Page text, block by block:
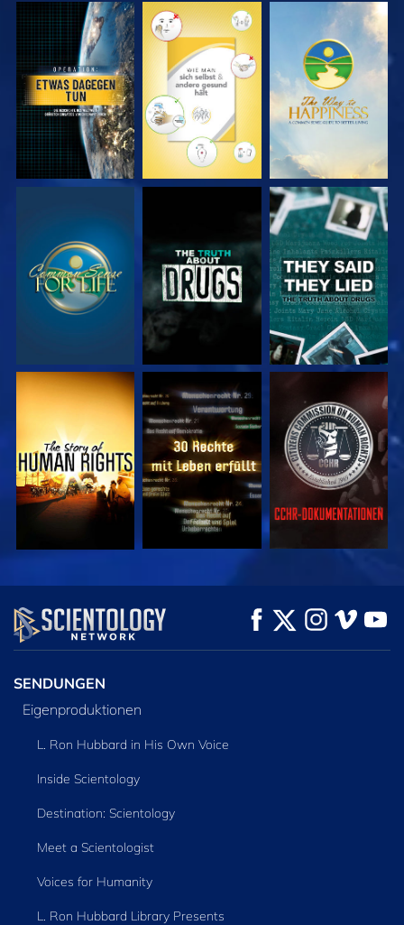
ANSEHEN ANSEHEN ANSEHEN
ANSEHEN ANSEHEN ANSEHEN
ANSEHEN ANSEHEN ANSEHEN
ANSEHEN
SERIE
ENTDECKEN
SENDUNGEN
Eigenproduktionen
L. Ron Hubbard in His Own Voice
Inside Scientology
Destination: Scientology
Meet a Scientologist
Voices for Humanity
L. Ron Hubbard Library Presents